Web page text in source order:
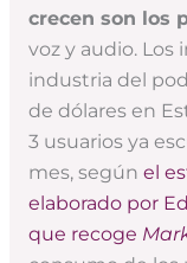
crecen son los
voz y audio. Los
industria del
de dólares en
3 usuarios ya
mes, según el
elaborado por
que recoge